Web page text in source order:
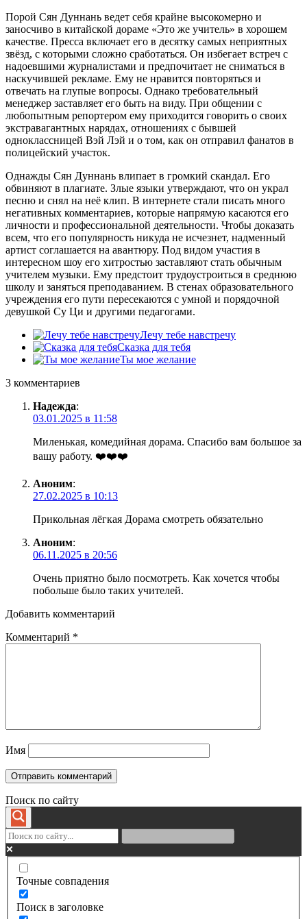
Порой Сян Дуннань ведет себя крайне высокомерно и
заносчиво в китайской дораме «Это же учитель» в хорошем
качестве. Пресса включает его в десятку самых неприятных
звёзд, с которыми сложно сработаться. Он избегает встреч с
надоевшими журналистами и предпочитает не сниматься в
наскучившей рекламе. Ему не нравится повторяться и
отвечать на глупые вопросы. Однако требовательный
менеджер заставляет его быть на виду. При общении с
любопытным репортером ему приходится говорить о своих
экстравагантных нарядах, отношениях с бывшей
одноклассницей Вэй Лэй и о том, как он отправил фанатов в
полицейский участок.
Однажды Сян Дуннань влипает в громкий скандал. Его
обвиняют в плагиате. Злые языки утверждают, что он украл
песню и снял на неё клип. В интернете стали писать много
негативных комментариев, которые напрямую касаются его
личности и профессиональной деятельности. Чтобы доказать
всем, что его популярность никуда не исчезнет, надменный
артист соглашается на авантюру. Под видом участия в
интересном шоу его хитростью заставляют стать обычным
учителем музыки. Ему предстоит трудоустроиться в среднюю
школу и заняться преподаванием. В стенах образовательного
учреждения его пути пересекаются с умной и порядочной
девушкой Су Ци и другими педагогами.
Лечу тебе навстречу
Сказка для тебя
Ты мое желание
3 комментариев
Надежда:
03.01.2025 в 11:58
Миленькая, комедийная дорама. Спасибо вам большое за
вашу работу. ❤️❤️❤️
Аноним:
27.02.2025 в 10:13
Прикольная лёгкая Дорама смотреть обязательно
Аноним:
06.11.2025 в 20:56
Очень приятно было посмотреть. Как хочется чтобы
побольше было таких учителей.
Добавить комментарий
Комментарий *
Имя
Поиск по сайту
Точные совпадения
Поиск в заголовке